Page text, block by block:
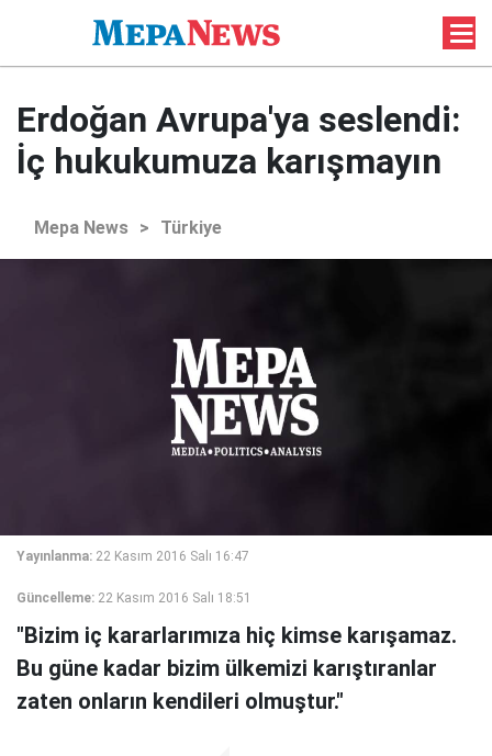
Erdoğan Avrupa'ya seslendi:
İç hukukumuza karışmayın
Mepa News > Türkiye
Yayınlanma: 22 Kasım 2016 Salı 16:47
Güncelleme: 22 Kasım 2016 Salı 18:51
"Bizim iç kararlarımıza hiç kimse karışamaz.
Bu güne kadar bizim ülkemizi karıştıranlar
zaten onların kendileri olmuştur."